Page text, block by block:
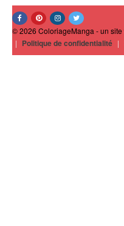
© 2026 ColoriageManga - un
| Politique de confidentialité |